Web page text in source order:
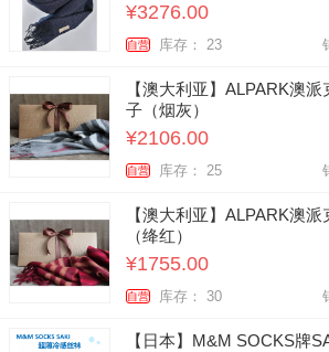
¥3276.00
自营 库存： 23
【澳大利亚】ALPARK澳
子（烟灰）
¥2106.00
自营 库存： 25
【澳大利亚】ALPARK澳
（绛红）
¥1755.00
自营 库存： 30
【日本】M&M SOCKS牌